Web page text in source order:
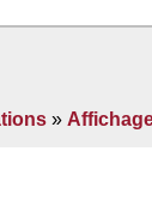
»